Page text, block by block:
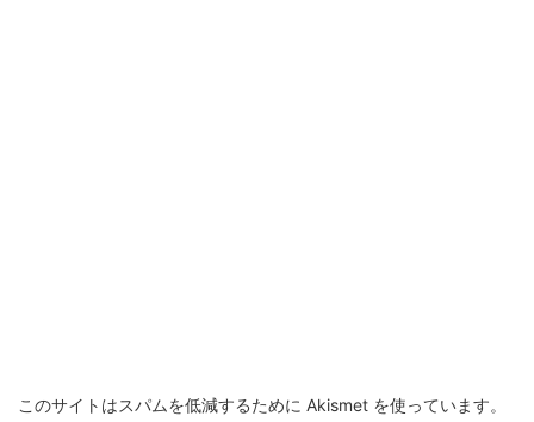
このサイトはスパムを低減するために Akismet を使っています。